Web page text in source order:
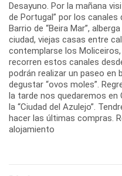
Desayuno. Por la mañana
de Portugal” por los canales
Barrio de “Beira Mar”,
ciudad, viejas casas entre
contemplarse los
recorren estos canales
podrán realizar un paseo en
degustar “ovos moles”.
la tarde nos quedaremos en
la “Ciudad del Azulejo”.
hacer las últimas compras.
alojamiento